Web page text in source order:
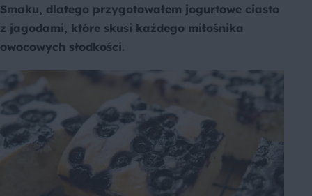
Smaku, dlatego przygotowałem jogurtowe ciasto
z jagodami, które skusi każdego miłośnika
owocowych słodkości.